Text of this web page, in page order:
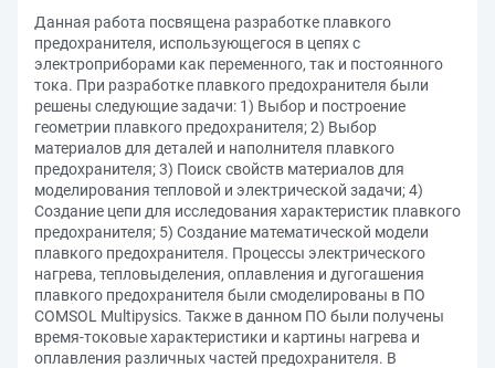
Данная работа посвящена разработке плавкого
предохранителя, использующегося в цепях с
электроприборами как переменного, так и постоянного
тока. При разработке плавкого предохранителя были
решены следующие задачи: 1) Выбор и построение
геометрии плавкого предохранителя; 2) Выбор
материалов для деталей и наполнителя плавкого
предохранителя; 3) Поиск свойств материалов для
моделирования тепловой и электрической задачи; 4)
Создание цепи для исследования характеристик плавкого
предохранителя; 5) Создание математической модели
плавкого предохранителя. Процессы электрического
нагрева, тепловыделения, оплавления и дугогашения
плавкого предохранителя были смоделированы в ПО
COMSOL Multipysics. Также в данном ПО были получены
время-токовые характеристики и картины нагрева и
оплавления различных частей предохранителя. В